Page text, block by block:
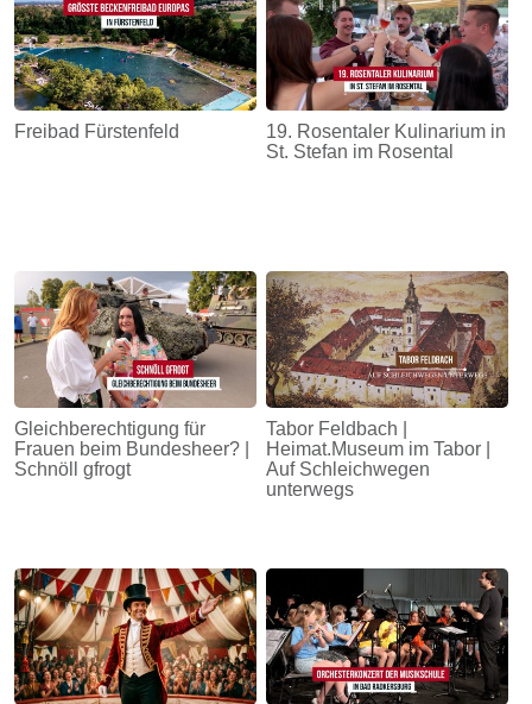
Freibad Fürstenfeld
19. Rosentaler Kulinarium in
St. Stefan im Rosental
Gleichberechtigung für
Frauen beim Bundesheer? |
Schnöll gfrogt
Tabor Feldbach |
Heimat.Museum im Tabor |
Auf Schleichwegen
unterwegs